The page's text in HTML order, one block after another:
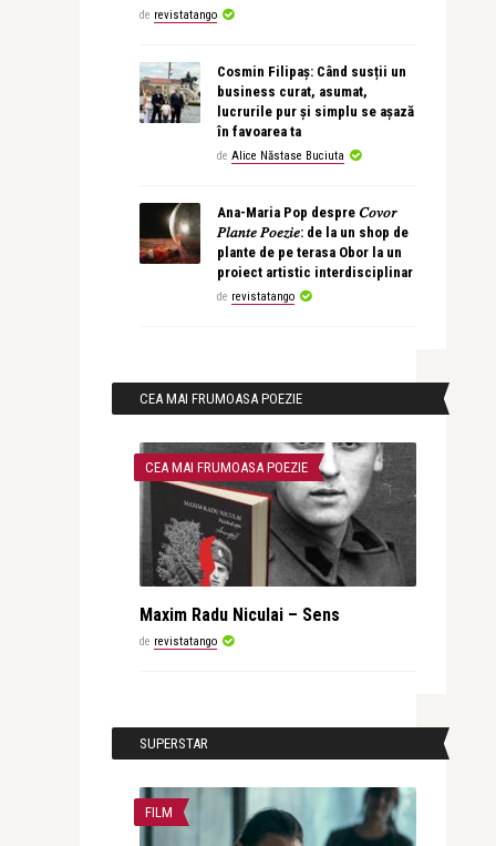
de revistatango
Cosmin Filipaș: Când susții un
business curat, asumat,
lucrurile pur și simplu se așază
în favoarea ta
de Alice Năstase Buciuta
Ana-Maria Pop despre 𝐶𝑜𝑣𝑜𝑟
𝑃𝑙𝑎𝑛𝑡𝑒 𝑃𝑜𝑒𝑧𝑖𝑒: de la un shop de
plante de pe terasa Obor la un
proiect artistic interdisciplinar
de revistatango
CEA MAI FRUMOASA POEZIE
CEA MAI FRUMOASA POEZIE
Maxim Radu Niculai – Sens
de revistatango
SUPERSTAR
FILM